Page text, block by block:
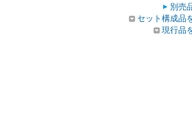
別売
セット構成品
現行品